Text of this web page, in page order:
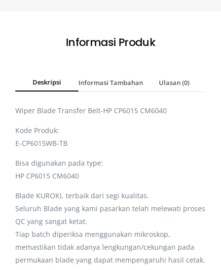
Informasi Produk
Deskripsi Informasi Tambahan Ulasan (0)
Wiper Blade Transfer Belt-HP CP6015 CM6040
Kode Produk:
E-CP6015WB-TB
Bisa digunakan pada type:
HP CP6015 CM6040
Blade KUROKI, terbaik dari segi kualitas.
Seluruh Blade yang kami pasarkan telah melewati proses
QC yang sangat ketat.
Tiap batch diperiksa menggunakan mikroskop,
memastikan tidak adanya lengkungan/cekungan pada
permukaan blade yang dapat mempengaruhi hasil cetak.